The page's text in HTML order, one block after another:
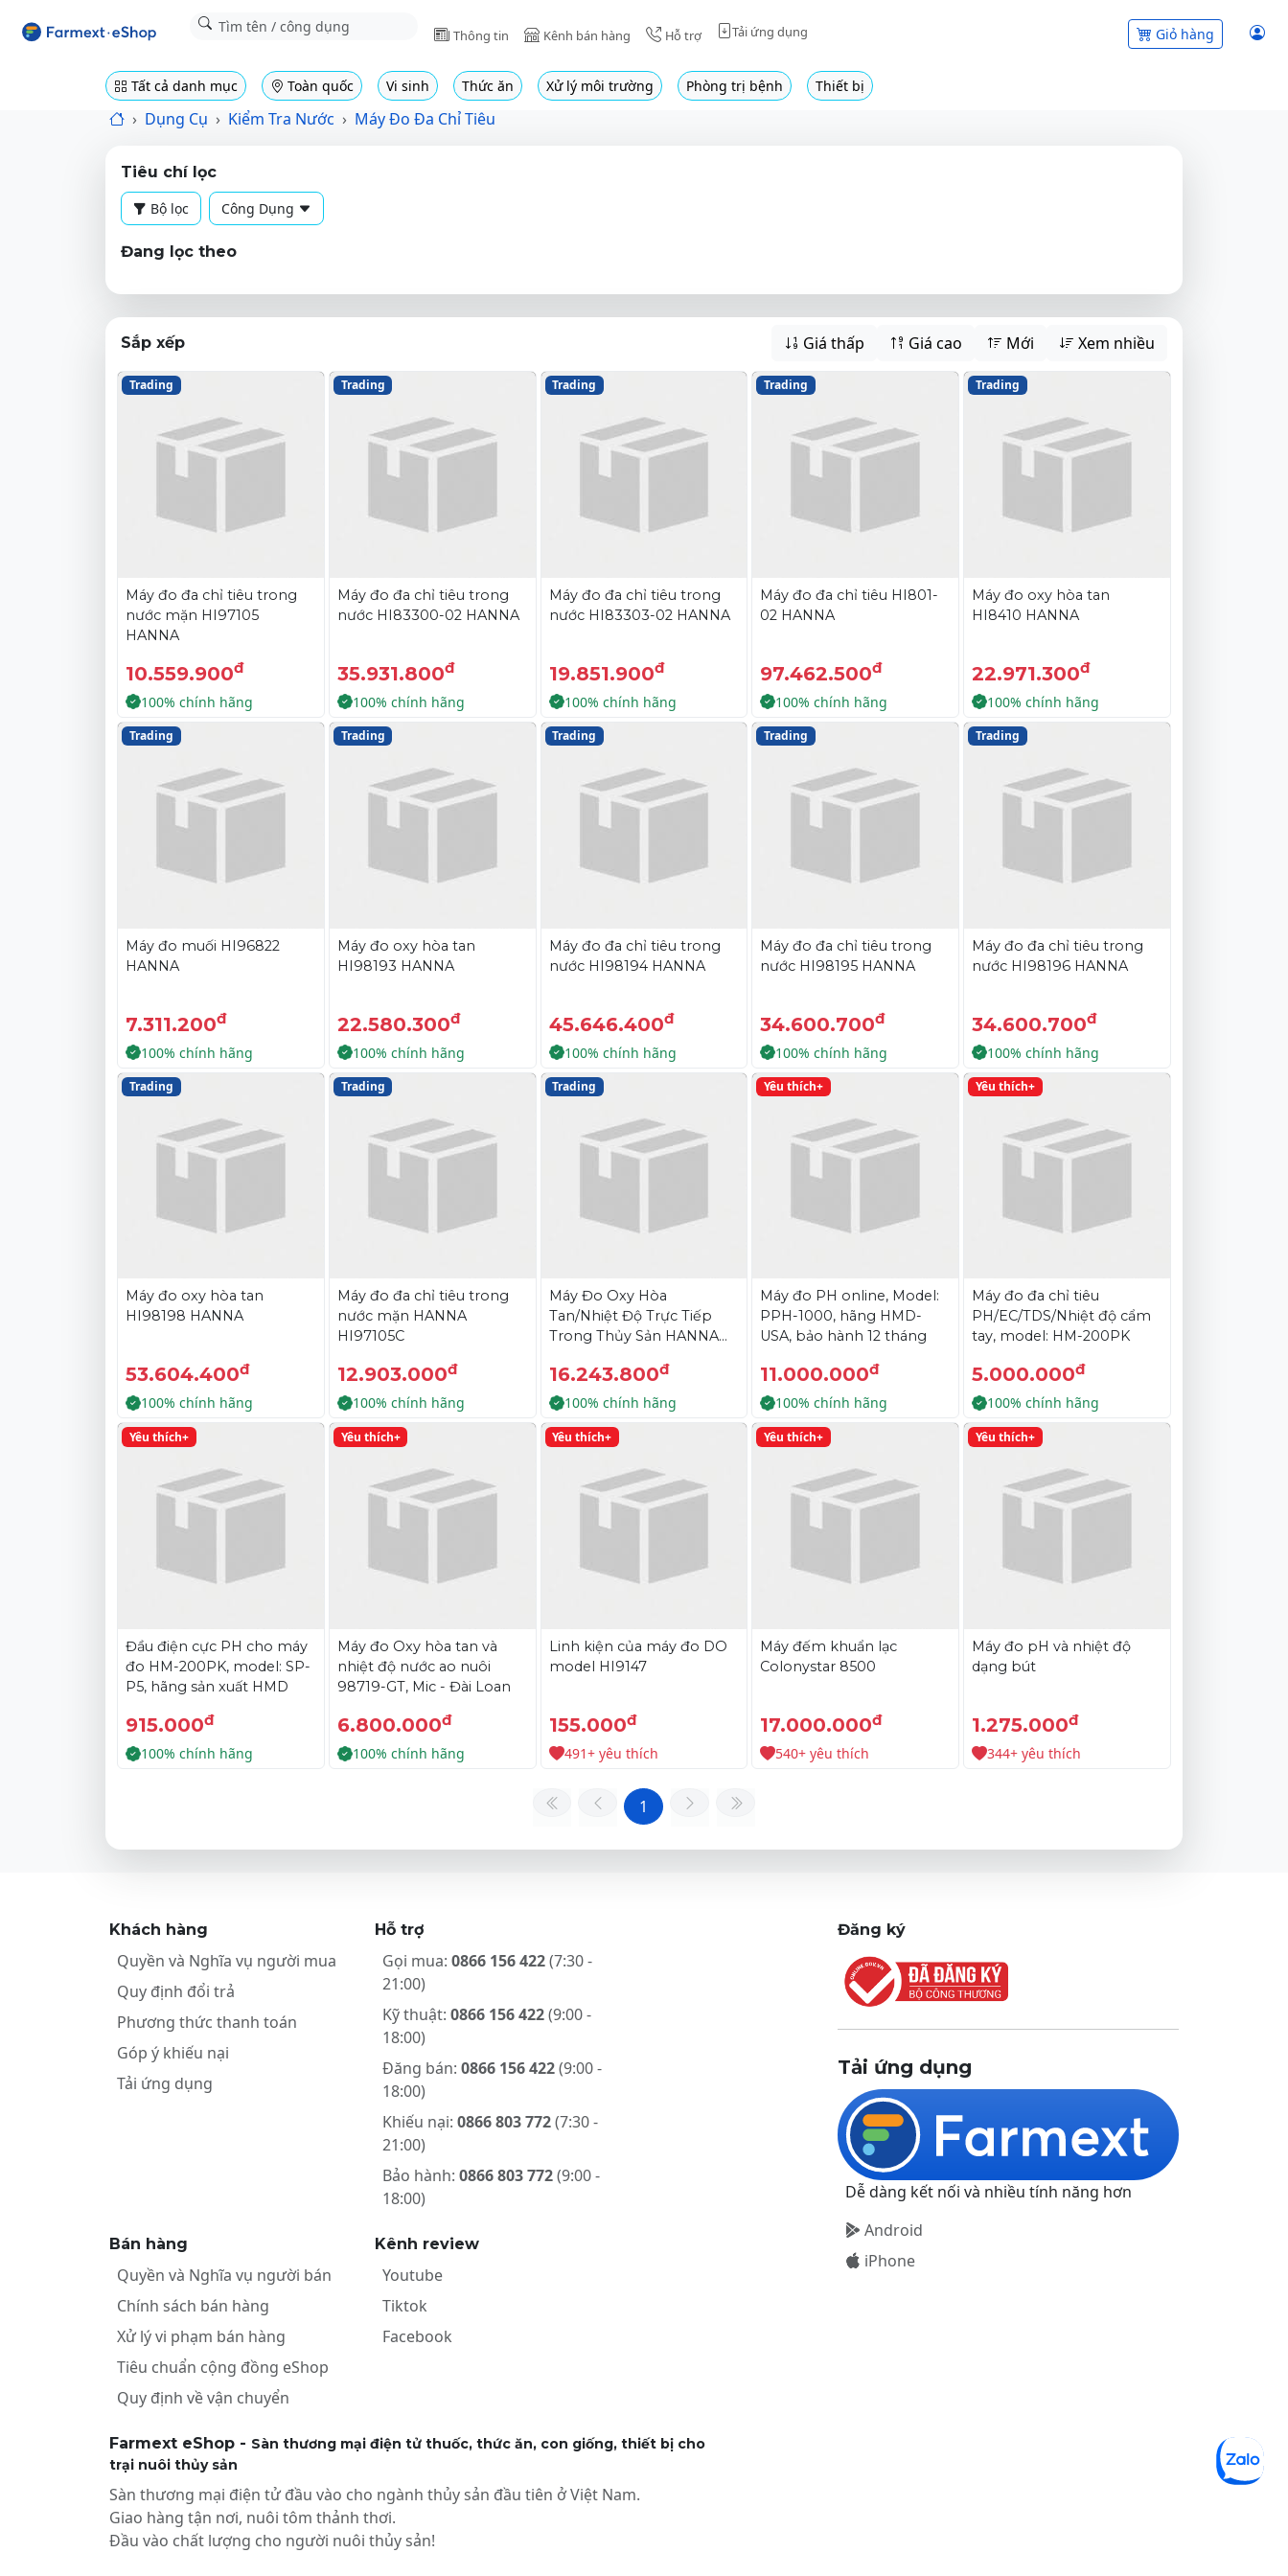
Thông tin Kênh bán hàng Hỗ trợ Tải ứng dụng Giỏ hàng
Tất cả danh mục Toàn quốc Vi sinh Thức ăn Xử lý môi trường Phòng trị bệnh Thiết bị
Dụng Cụ Kiểm Tra Nước Máy Đo Đa Chỉ Tiêu
Tiêu chí lọc
Bộ lọc
Công Dụng
Đang lọc theo
Sắp xếp Giá thấp Giá cao Mới Xem nhiều
Trading
Máy đo đa chỉ tiêu trong
nước mặn HI97105
HANNA
10.559.900đ
100% chính hãng
Trading
Máy đo đa chỉ tiêu trong
nước HI83300-02 HANNA
35.931.800đ
100% chính hãng
Trading
Máy đo đa chỉ tiêu trong
nước HI83303-02 HANNA
19.851.900đ
100% chính hãng
Trading
Máy đo đa chỉ tiêu HI801-
02 HANNA
97.462.500đ
100% chính hãng
Trading
Máy đo oxy hòa tan
HI8410 HANNA
22.971.300đ
100% chính hãng
Trading
Máy đo muối HI96822
HANNA
7.311.200đ
100% chính hãng
Trading
Máy đo oxy hòa tan
HI98193 HANNA
22.580.300đ
100% chính hãng
Trading
Máy đo đa chỉ tiêu trong
nước HI98194 HANNA
45.646.400đ
100% chính hãng
Trading
Máy đo đa chỉ tiêu trong
nước HI98195 HANNA
34.600.700đ
100% chính hãng
Trading
Máy đo đa chỉ tiêu trong
nước HI98196 HANNA
34.600.700đ
100% chính hãng
Trading
Máy đo oxy hòa tan
HI98198 HANNA
53.604.400đ
100% chính hãng
Trading
Máy đo đa chỉ tiêu trong
nước mặn HANNA
HI97105C
12.903.000đ
100% chính hãng
Trading
Máy Đo Oxy Hòa
Tan/Nhiệt Độ Trực Tiếp
Trong Thủy Sản HANNA
16.243.800đ
100% chính hãng
Yêu thích+
Máy đo PH online, Model:
PPH-1000, hãng HMD-
USA, bảo hành 12 tháng
11.000.000đ
100% chính hãng
Yêu thích+
Máy đo đa chỉ tiêu
PH/EC/TDS/Nhiệt độ cẩm
tay, model: HM-200PK
5.000.000đ
100% chính hãng
Yêu thích+
Đầu điện cực PH cho máy
đo HM-200PK, model: SP-
P5, hãng sản xuất HMD
915.000đ
100% chính hãng
Yêu thích+
Máy đo Oxy hòa tan và
nhiệt độ nước ao nuôi
98719-GT, Mic - Đài Loan
6.800.000đ
100% chính hãng
Yêu thích+
Linh kiện của máy đo DO
model HI9147
155.000đ
491+ yêu thích
Yêu thích+
Máy đếm khuẩn lạc
Colonystar 8500
17.000.000đ
540+ yêu thích
Yêu thích+
Máy đo pH và nhiệt độ
dạng bút
1.275.000đ
344+ yêu thích
1
Khách hàng
Quyền và Nghĩa vụ người mua
Quy định đổi trả
Phương thức thanh toán
Góp ý khiếu nại
Tải ứng dụng
Hỗ trợ
Gọi mua:0866 156 422(7:30 -
21:00)
Kỹ thuật:0866 156 422(9:00 -
18:00)
Đăng bán:0866 156 422(9:00 -
18:00)
Khiếu nại:0866 803 772(7:30 -
21:00)
Bảo hành:0866 803 772(9:00 -
18:00)
Bán hàng
Quyền và Nghĩa vụ người bán
Chính sách bán hàng
Xử lý vi phạm bán hàng
Tiêu chuẩn cộng đồng eShop
Quy định về vận chuyển
Kênh review
Youtube
Tiktok
Facebook
Farmext eShop - Sàn thương mại điện tử thuốc, thức ăn, con giống, thiết bị cho
trại nuôi thủy sản
Sàn thương mại điện tử đầu vào cho ngành thủy sản đầu tiên ở Việt Nam.
Giao hàng tận nơi, nuôi tôm thảnh thơi.
Đầu vào chất lượng cho người nuôi thủy sản!
Đăng ký
Tải ứng dụng
Dễ dàng kết nối và nhiều tính năng hơn
Android
iPhone